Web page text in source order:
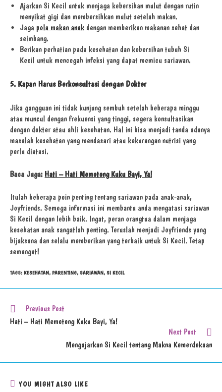
Ajarkan Si Kecil untuk menjaga kebersihan mulut dengan rutin
menyikat gigi dan membersihkan mulut setelah makan.
Jaga pola makan anak dengan memberikan makanan sehat dan
seimbang.
Berikan perhatian pada kesehatan dan kebersihan tubuh Si
Kecil untuk mencegah infeksi yang dapat memicu sariawan.
5. Kapan Harus Berkonsultasi dengan Dokter
Jika gangguan ini tidak kunjung sembuh setelah beberapa minggu
atau muncul dengan frekuensi yang tinggi, segera konsultasikan
dengan dokter atau ahli kesehatan. Hal ini bisa menjadi tanda adanya
masalah kesehatan yang mendasari atau kekurangan nutrisi yang
perlu diatasi.
Baca Juga: Hati – Hati Memotong Kuku Bayi, Ya!
Itulah beberapa poin penting tentang sariawan pada anak-anak,
Joyfriends. Semoga informasi ini membantu anda mengatasi sariawan
Si Kecil dengan lebih baik. Ingat, peran orangtua dalam menjaga
kesehatan anak sangatlah penting. Teruslah menjadi Joyfriends yang
bijaksana dan selalu memberikan yang terbaik untuk Si Kecil. Tetap
semangat!
TAGS: KESEHATAN, PARENTING, SARIAWAN, SI KECIL
Previous Post
Hati – Hati Memotong Kuku Bayi, Ya!
Next Post
Mengajarkan Si Kecil tentang Makna Kemerdekaan
YOU MIGHT ALSO LIKE